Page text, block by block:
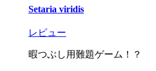
Setaria viridis
レビュー
暇つぶし用難題ゲーム！？